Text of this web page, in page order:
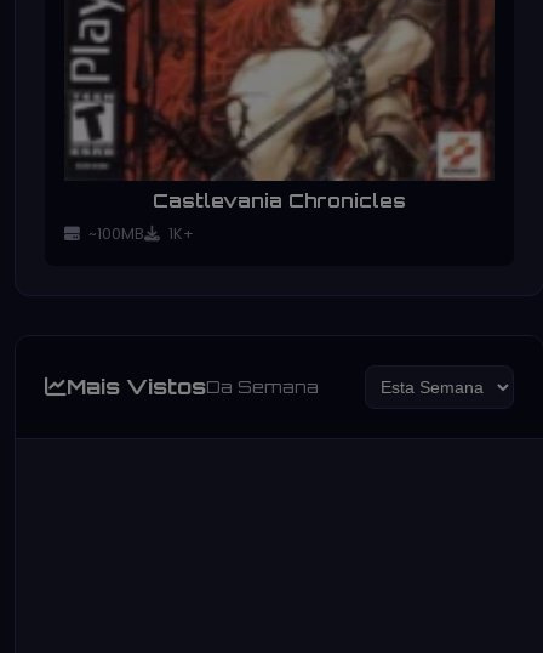
Castlevania Chronicles
~100MB 1K+
Mais VistosDa Semana